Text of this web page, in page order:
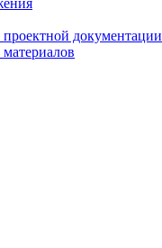
проектной документации